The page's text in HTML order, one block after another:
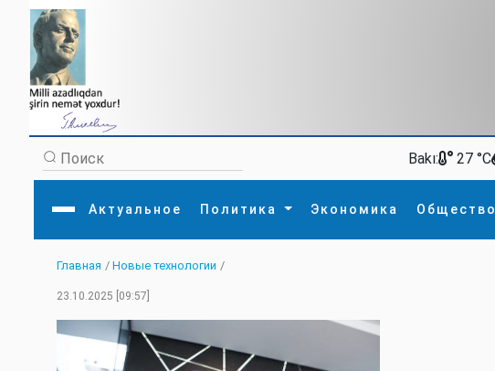
Bakı: 27 °C
Актуальное Политика Экономика Общество
Главная
Актуальное
Экономика
Аналитика
Культура
Интервью
Литература
МЕДИА
Внутренняя политикаНаука
Религия
Главная / Новые технологии /
23.10.2025 [09:57]